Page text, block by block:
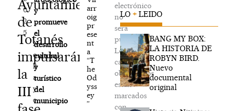
Ayuntamiento
de
Totanés
impulsarán
la
III
0
2
5
N
o
h
a
y
c
y
promueve
el
desarrollo
cultural
y
turístico
del
municipio
arr
oig
pr
ese
nt
a
“T
he
Od
yss
ey
”
electrónico
no
será
publicada.
Los
campos
obligatorios
están
marcados
con
LO + LEIDO
BANG MY BOX:
LA HISTORIA DE
ROBYN BIRD.
Nuevo
documental
original